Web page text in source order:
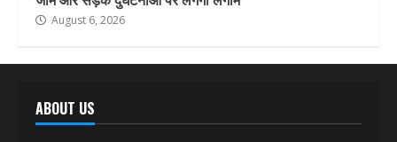
August 6, 2026
ABOUT US